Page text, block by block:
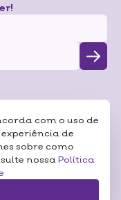
com o uso de
de
sobre como
nossa Política